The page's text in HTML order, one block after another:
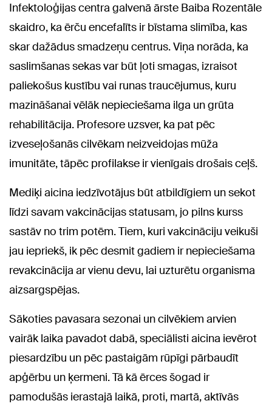
Infektoloģijas centra galvenā ārste Baiba Rozentāle
skaidro, ka ērču encefalīts ir bīstama slimība, kas
skar dažādus smadzeņu centrus. Viņa norāda, ka
saslimšanas sekas var būt ļoti smagas, izraisot
paliekošus kustību vai runas traucējumus, kuru
mazināšanai vēlāk nepieciešama ilga un grūta
rehabilitācija. Profesore uzsver, ka pat pēc
izveseļošanās cilvēkam neizveidojas mūža
imunitāte, tāpēc profilakse ir vienīgais drošais ceļš.
Mediķi aicina iedzīvotājus būt atbildīgiem un sekot
līdzi savam vakcinācijas statusam, jo pilns kurss
sastāv no trim potēm. Tiem, kuri vakcināciju veikuši
jau iepriekš, ik pēc desmit gadiem ir nepieciešama
revakcinācija ar vienu devu, lai uzturētu organisma
aizsargspējas.
Sākoties pavasara sezonai un cilvēkiem arvien
vairāk laika pavadot dabā, speciālisti aicina ievērot
piesardzību un pēc pastaigām rūpīgi pārbaudīt
apģērbu un ķermeni. Tā kā ērces šogad ir
pamodušās ierastajā laikā, proti, martā, aktīvās